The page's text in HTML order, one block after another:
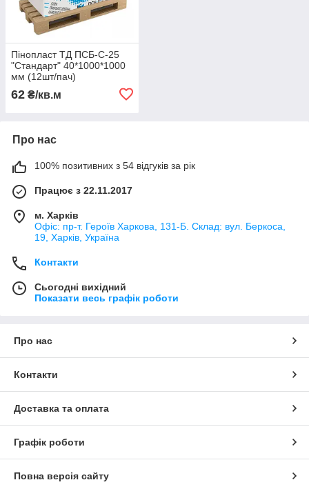
Пінопласт ТД ПСБ-С-25
"Стандарт" 40*1000*1000
мм (12шт/пач)
62 ₴/кв.м
Про нас
100% позитивних з 54 відгуків за рік
Працює з 22.11.2017
м. Харків
Офіс: пр-т. Героїв Харкова, 131-Б. Склад: вул. Беркоса,
19, Харків, Україна
Контакти
Сьогодні вихідний
Показати весь графік роботи
Про нас
Контакти
Доставка та оплата
Графік роботи
Повна версія сайту